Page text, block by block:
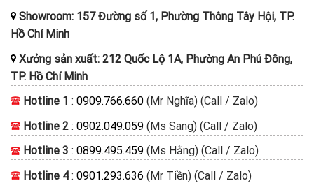
Showroom: 157 Đường số 1, Phường Thông Tây Hội, TP.
Hồ Chí Minh
Xưởng sản xuất: 212 Quốc Lộ 1A, Phường An Phú Đông,
TP. Hồ Chí Minh
Hotline 1 : 0909.766.660 (Mr Nghĩa) (Call / Zalo)
Hotline 2 : 0902.049.059 (Ms Sang) (Call / Zalo)
Hotline 3 : 0899.495.459 (Ms Hằng) (Call / Zalo)
Hotline 4: 0901.293.636 (Mr Tiền) (Call / Zalo)